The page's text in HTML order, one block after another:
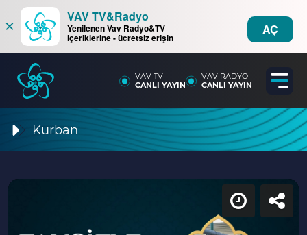
×
VAV TV&Radyo
Yenilenen Vav Radyo&TV
içeriklerine - ücretsiz erişin
AÇ
VAV TV
CANLI YAYIN
VAV RADYO
CANLI YAYIN
Kurban